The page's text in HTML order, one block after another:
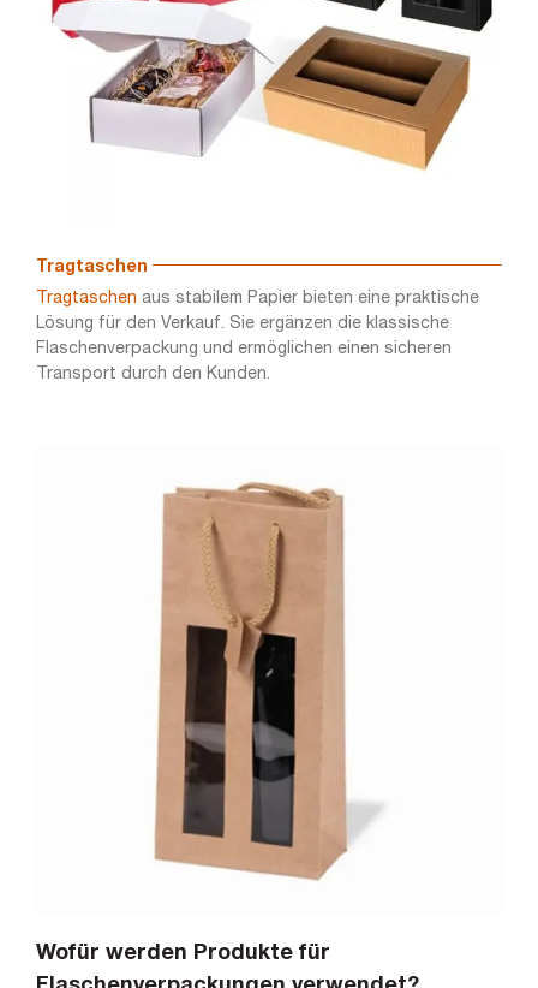
Tragtaschen
Tragtaschen aus stabilem Papier bieten eine praktische
Lösung für den Verkauf. Sie ergänzen die klassische
Flaschenverpackung und ermöglichen einen sicheren
Transport durch den Kunden.
Wofür werden Produkte für